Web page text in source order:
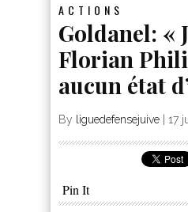
ACTIONS
Goldanel: «
Florian
aucun état
By liguedefensejuive 17
Pin It